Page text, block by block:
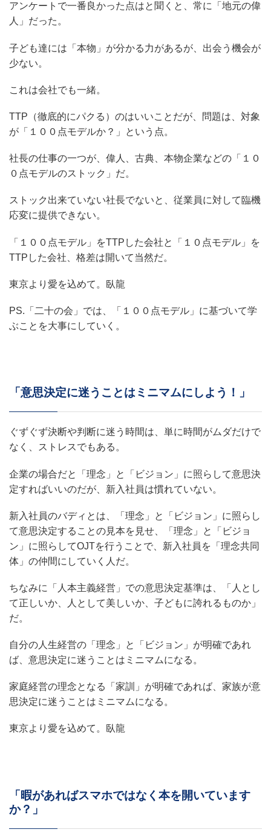
アンケートで一番良かった点はと聞くと、常に「地元の偉
人」だった。
子ども達には「本物」が分かる力があるが、出会う機会が
少ない。
これは会社でも一緒。
TTP（徹底的にパクる）のはいいことだが、問題は、対象
が「１００点モデルか？」という点。
社長の仕事の一つが、偉人、古典、本物企業などの「１０
０点モデルのストック」だ。
ストック出来ていない社長でないと、従業員に対して臨機
応変に提供できない。
「１００点モデル」をTTPした会社と「１０点モデル」を
TTPした会社、格差は開いて当然だ。
東京より愛を込めて。臥龍
PS.「二十の会」では、「１００点モデル」に基づいて学
ぶことを大事にしていく。
「意思決定に迷うことはミニマムにしよう！」
ぐずぐず決断や判断に迷う時間は、単に時間がムダだけで
なく、ストレスでもある。
企業の場合だと「理念」と「ビジョン」に照らして意思決
定すればいいのだが、新入社員は慣れていない。
新入社員のバディとは、「理念」と「ビジョン」に照らし
て意思決定することの見本を見せ、「理念」と「ビジョ
ン」に照らしてOJTを行うことで、新入社員を「理念共同
体」の仲間にしていく人だ。
ちなみに「人本主義経営」での意思決定基準は、「人とし
て正しいか、人として美しいか、子どもに誇れるものか」
だ。
自分の人生経営の「理念」と「ビジョン」が明確であれ
ば、意思決定に迷うことはミニマムになる。
家庭経営の理念となる「家訓」が明確であれば、家族が意
思決定に迷うことはミニマムになる。
東京より愛を込めて。臥龍
「暇があればスマホではなく本を開いています
か？」